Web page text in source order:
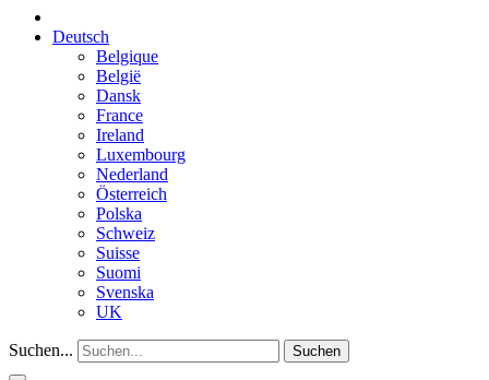
Deutsch
Belgique
België
Dansk
France
Ireland
Luxembourg
Nederland
Österreich
Polska
Schweiz
Suisse
Suomi
Svenska
UK
Suchen... Suchen